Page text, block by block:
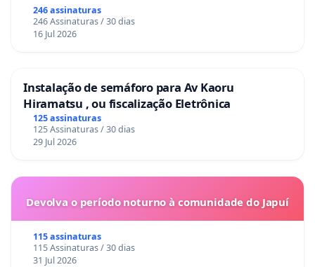
246 assinaturas
246 Assinaturas / 30 dias
16 Jul 2026
Instalação de semáforo para Av Kaoru
Hiramatsu , ou fiscalização Eletrônica
125 assinaturas
125 Assinaturas / 30 dias
29 Jul 2026
Devolva o período noturno à comunidade do Japuí
115 assinaturas
115 Assinaturas / 30 dias
31 Jul 2026